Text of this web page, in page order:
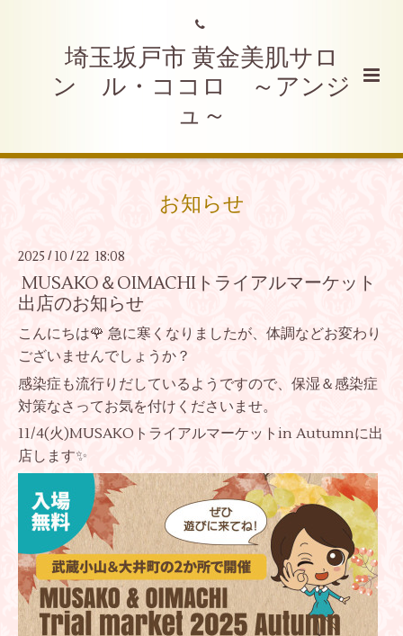
埼玉坂戸市 黄金美肌サロ
ン ル・ココロ ～アンジ
ュ～
お知らせ
2025 / 10 /22 18:08
MUSAKO＆OIMACHIトライアルマーケット
出店のお知らせ
こんにちは🌹 急に寒くなりましたが、体調などお変わり
ございませんでしょうか？
感染症も流行りだしているようですので、保湿＆感染症
対策なさってお気を付けくださいませ。
11/4(火)MUSAKOトライアルマーケットin Autumnに出
店します✨